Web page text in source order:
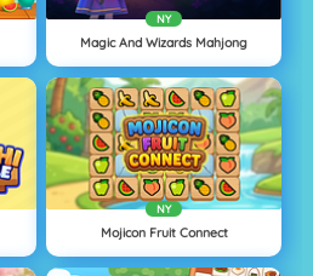
NY
Magic And Wizards Mahjong
NY
Mojicon Fruit Connect